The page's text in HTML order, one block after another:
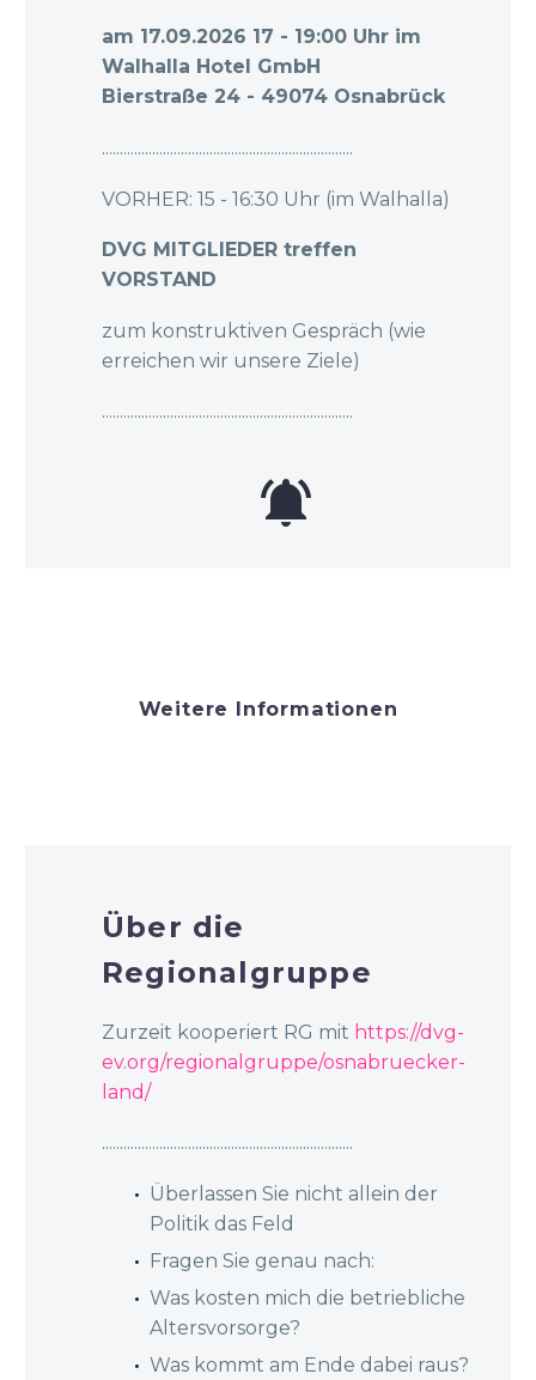
am 17.09.2026 17 - 19:00 Uhr im
Walhalla Hotel GmbH
Bierstraße 24 - 49074 Osnabrück
......................................................................
VORHER: 15 - 16:30 Uhr (im Walhalla)
DVG MITGLIEDER treffen
VORSTAND
zum konstruktiven Gespräch (wie
erreichen wir unsere Ziele)
......................................................................


Weitere Informationen
Über die
Regionalgruppe
Zurzeit kooperiert RG mit https://dvg-
ev.org/regionalgruppe/osnabruecker-
land/
......................................................................
Überlassen Sie nicht allein der
Politik das Feld
Fragen Sie genau nach:
Was kosten mich die betriebliche
Altersvorsorge?
Was kommt am Ende dabei raus?